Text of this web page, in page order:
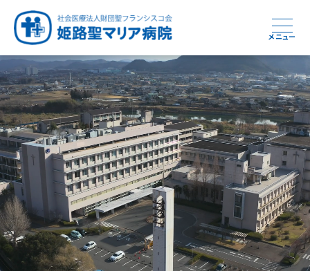
メニュー
健康と安心をあなたに
つなぎ続ける地域医療
周産期から終末期まで
地域を支える医療
急性期から回復期へと
つなぐ医療
学び・育てる医療